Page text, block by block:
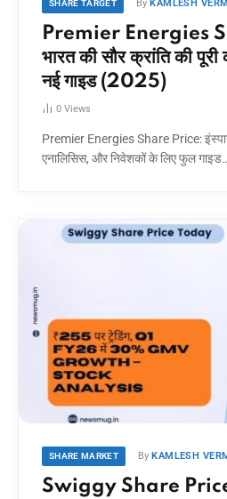
SHARE TARGET By KAMLESH
Premier Energies
भारत की सौर क्रांति की
नई गाइड (2025)
0 Views
Premier Energies Share Price:
एनालिसिस, और निवेशकों के लिए फुल
SHARE MARKET By KAMLESH
Swiggy Share